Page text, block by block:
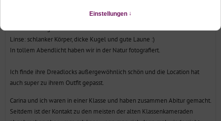
Schwangerschaftsshooting
Letzten Freitag hatte ich eine wunderschöne werdende Mama vor meiner
Linse: schlanker Körper, dicke Kugel und gute Laune :)
In tollem Abendlicht haben wir in der Natur fotografiert.
Ich finde ihre Dreadlocks außergewöhnlich schön und die Location hat
auch super zu ihrem Outfit gepasst.
Carina und ich waren in einer Klasse und haben zusammen Abitur gemacht.
Seitdem ist der Kontakt zu den meisten der alten Klassenkameraden